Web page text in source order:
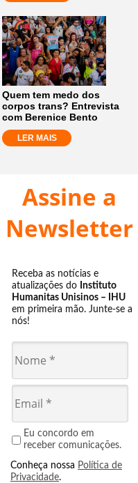
Quem tem medo dos
corpos trans? Entrevista
com Berenice Bento
LER MAIS
Assine a
Newsletter
Receba as notícias e
atualizações do Instituto
Humanitas Unisinos – IHU
em primeira mão. Junte-se a
nós!
Eu concordo em
receber comunicações.
Conheça nossa Política de
Privacidade.